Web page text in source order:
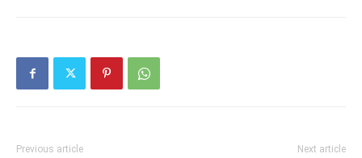
Previous article Next article